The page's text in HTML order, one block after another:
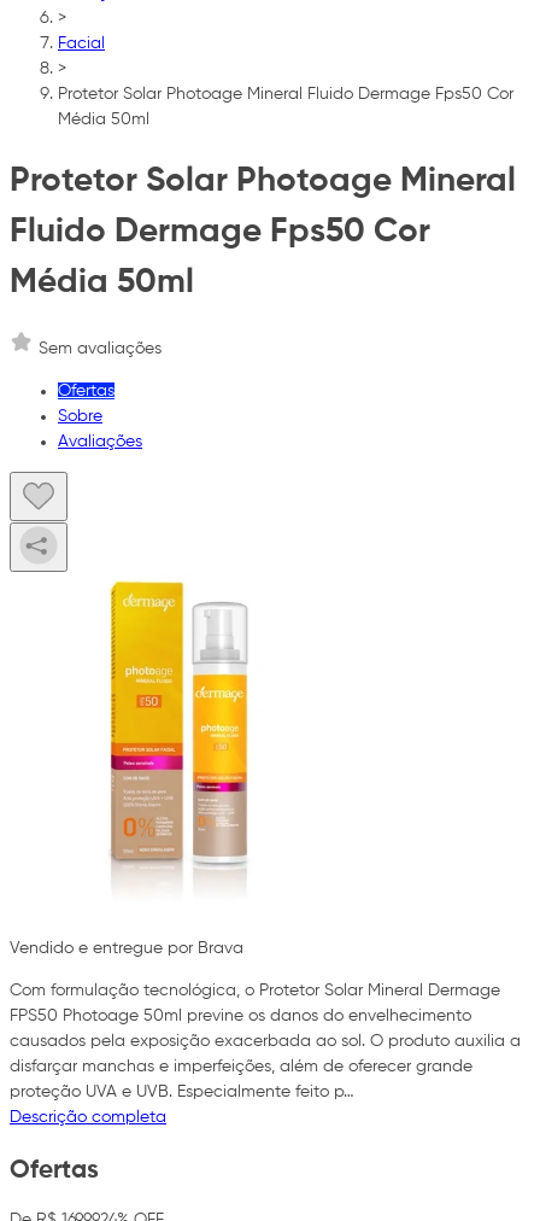
>
Facial
>
Protetor Solar Photoage Mineral Fluido Dermage Fps50 Cor
Média 50ml
Protetor Solar Photoage Mineral
Fluido Dermage Fps50 Cor
Média 50ml
Sem avaliações
Ofertas
Sobre
Avaliações
Vendido e entregue por Brava
Com formulação tecnológica, o Protetor Solar Mineral Dermage
FPS50 Photoage 50ml previne os danos do envelhecimento
causados pela exposição exacerbada ao sol. O produto auxilia a
disfarçar manchas e imperfeições, além de oferecer grande
proteção UVA e UVB. Especialmente feito p…
Descrição completa
Ofertas